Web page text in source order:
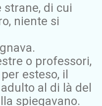
strane, di cui
niente si
o professori,
esteso, il
al di là del
spiegavano.